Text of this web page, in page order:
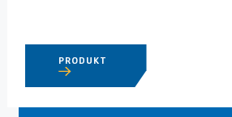
PRODUKT